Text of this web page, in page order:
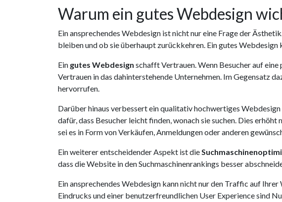
Warum ein gutes Webdesign
Ein ansprechendes Webdesign ist nicht nur eine Frage der
bleiben und ob sie überhaupt zurückkehren. Ein gutes Webdesign
Ein gutes Webdesign schafft Vertrauen. Wenn Besucher auf
Vertrauen in das dahinterstehende Unternehmen. Im Gegensatz
hervorrufen.
Darüber hinaus verbessert ein qualitativ hochwertiges Webdesign
dafür, dass Besucher leicht finden, wonach sie suchen. Dies
sei es in Form von Verkäufen, Anmeldungen oder anderen
Ein weiterer entscheidender Aspekt ist die
dass die Website in den Suchmaschinenrankings besser
Ein ansprechendes Webdesign kann nicht nur den Traffic auf Ihrer
Eindrucks und einer benutzerfreundlichen User Experience sind